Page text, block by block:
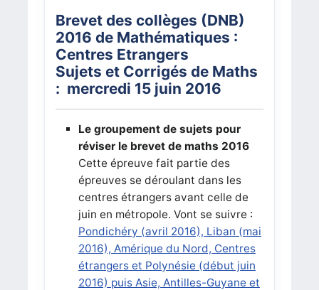
Brevet des collèges (DNB)
2016 de Mathématiques :
Centres Etrangers
Sujets et Corrigés de Maths
: mercredi 15 juin 2016
Le groupement de sujets pour
réviser le brevet de maths 2016
Cette épreuve fait partie des
épreuves se déroulant dans les
centres étrangers avant celle de
juin en métropole. Vont se suivre :
Pondichéry (avril 2016), Liban (mai
2016), Amérique du Nord, Centres
étrangers et Polynésie (début juin
2016) puis Asie, Antilles-Guyane et